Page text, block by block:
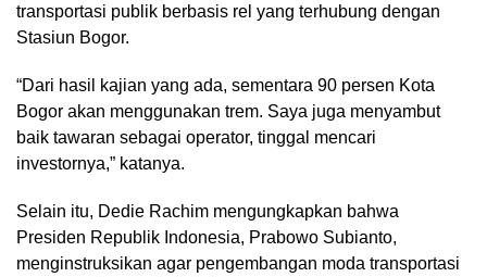
transportasi publik berbasis rel yang terhubung dengan
Stasiun Bogor.
“Dari hasil kajian yang ada, sementara 90 persen Kota
Bogor akan menggunakan trem. Saya juga menyambut
baik tawaran sebagai operator, tinggal mencari
investornya,” katanya.
Selain itu, Dedie Rachim mengungkapkan bahwa
Presiden Republik Indonesia, Prabowo Subianto,
menginstruksikan agar pengembangan moda transportasi